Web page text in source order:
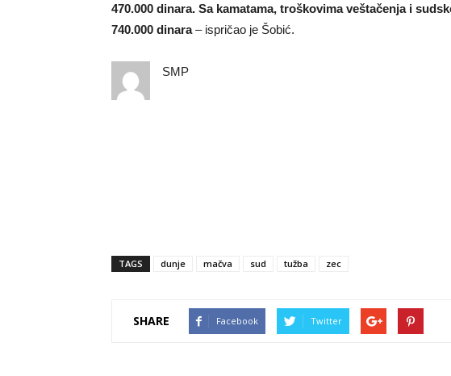
470.000 dinara. Sa kamatama, troškovima veštačenja i
740.000 dinara– ispričao je Šobić.
SMP
TAGS dunje mačva sud tužba zec
SHARE Facebook Twitter